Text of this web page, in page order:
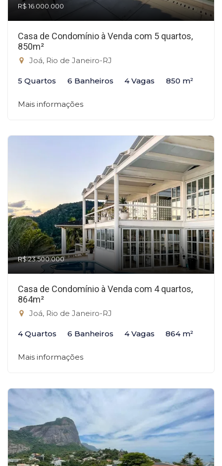
R$ 16.000.000
Casa de Condomínio à Venda com 5 quartos,
850m²
Joá, Rio de Janeiro-RJ
5 Quartos 6 Banheiros 4 Vagas 850 m²
Mais informações
R$ 23.500.000
Casa de Condomínio à Venda com 4 quartos,
864m²
Joá, Rio de Janeiro-RJ
4 Quartos 6 Banheiros 4 Vagas 864 m²
Mais informações